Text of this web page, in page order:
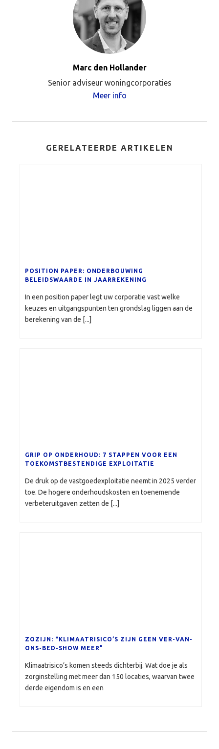
Marc den Hollander
Senior adviseur woningcorporaties
Meer info
GERELATEERDE ARTIKELEN
POSITION PAPER: ONDERBOUWING
BELEIDSWAARDE IN JAARREKENING
In een position paper legt uw corporatie vast welke
keuzes en uitgangspunten ten grondslag liggen aan de
berekening van de [...]
GRIP OP ONDERHOUD: 7 STAPPEN VOOR EEN
TOEKOMSTBESTENDIGE EXPLOITATIE
De druk op de vastgoedexploitatie neemt in 2025 verder
toe. De hogere onderhoudskosten en toenemende
verbeteruitgaven zetten de [...]
ZOZIJN: “KLIMAATRISICO’S ZIJN GEEN VER-VAN-
ONS-BED-SHOW MEER”
Klimaatrisico’s komen steeds dichterbij. Wat doe je als
zorginstelling met meer dan 150 locaties, waarvan twee
derde eigendom is en een